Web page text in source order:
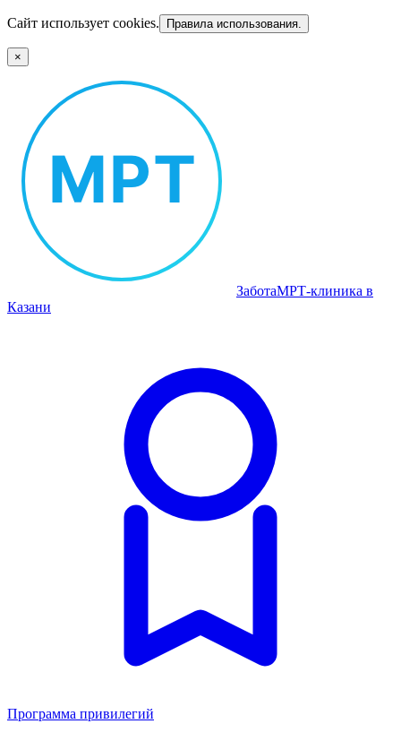
Сайт использует cookies. Правила использования.
×
ЗаботаМРТ‑клиника в
Казани
Программа привилегий